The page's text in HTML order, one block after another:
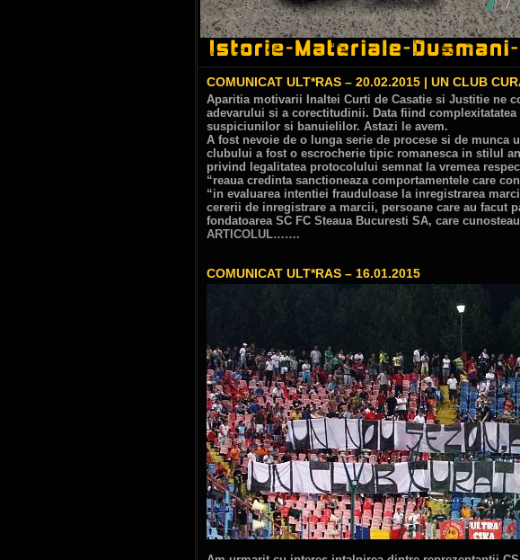
COMUNICAT ULT*RAS – 20.02.2015 | UN CLUB
Aparitia motivarii Inaltei Curti de Casatie si Justitie ne
adevarului si a corectitudinii. Data fiind
suspiciunilor si banuielilor. Astazi le avem.
A fost nevoie de o lunga serie de procese si de munca
clubului a fost o escrocherie tipic romanesca in stilul
privind legalitatea protocolului semnat la vremea
“reaua credinta sanctioneaza comportamentele care
“in evaluarea intentiei frauduloase la inregistrarea
cererii de inregistrare a marcii, persoane care au facut
fondatoarea SC FC Steaua Bucuresti SA, care
ARTICOLUL…….
COMUNICAT ULT*RAS – 16.01.2015